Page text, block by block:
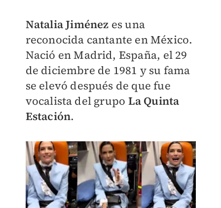
Natalia Jiménez es una
reconocida cantante en México.
Nació en Madrid, España, el 29
de diciembre de 1981 y su fama
se elevó después de que fue
vocalista del grupo La Quinta
Estación.